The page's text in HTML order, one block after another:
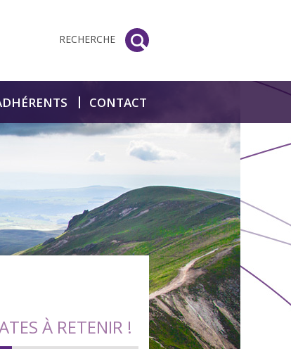
RECHERCHE
CONTACT
À RETENIR !